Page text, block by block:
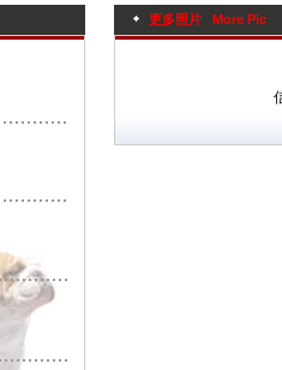
更多照片 More Pic